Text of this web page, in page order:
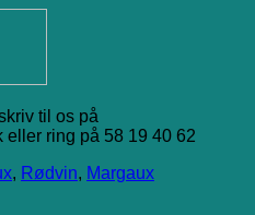
til os på
ring på 58 19 40 62
, Rødvin, Margaux